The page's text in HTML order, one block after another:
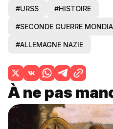
#URSS #HISTOIRE
#SECONDE GUERRE
#ALLEMAGNE NAZIE
À ne pas